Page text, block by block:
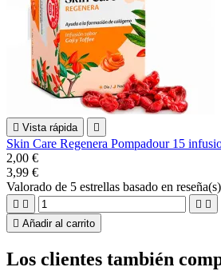
 Vista rápida 
Skin Care Regenera Pompadour 15
2,00 €
3,99 €
Valorado de 5 estrellas basado en reseña(s)
   
 Añadir al carrito
Los clientes también